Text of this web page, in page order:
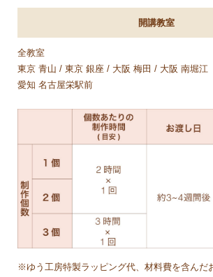
開講教室
全教室
東京 青山 / 東京 銀座 / 大阪 梅田 / 大阪 南堀江
愛知 名古屋栄駅前
※ゆう工房特製ラッピング代、材料費を含んだ